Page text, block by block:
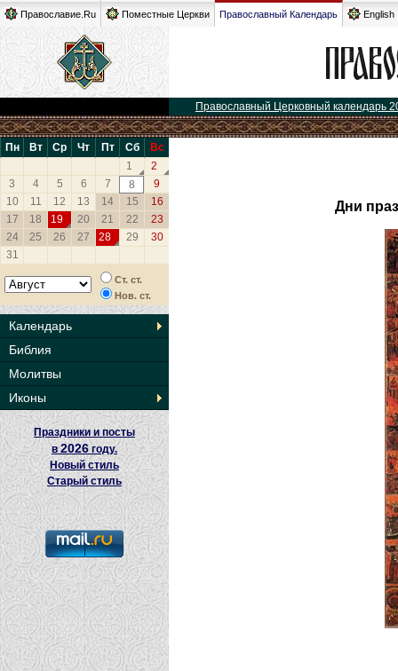
Православие.Ru Поместные Церкви Православный Календарь English
Православный Церковный календарь
Пн Вт Ср Чт Пт Сб
Вс
1
2
3
4 5 6 7 8
9
10
11 12 13 14 15
16
17
18 19 20 21 22
23
24
25 26 27 28 29
30
31
Ст. ст.
Нов. ст.
Календарь
Библия
Молитвы
Иконы
Праздники и посты
в2026 году.
Новый стиль
Старый стиль
Дни